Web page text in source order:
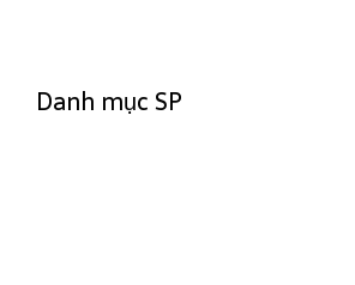
e
Danh mục SP